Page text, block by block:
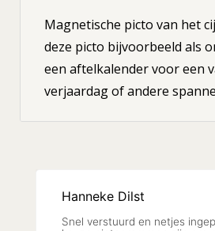
Magnetische picto van het
deze picto bijvoorbeeld als
een aftelkalender voor een
verjaardag of andere